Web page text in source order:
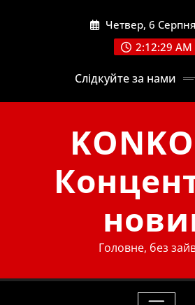
Четвер, 6
2:12:30 AM
Слідкуйте за нами
Головне, без